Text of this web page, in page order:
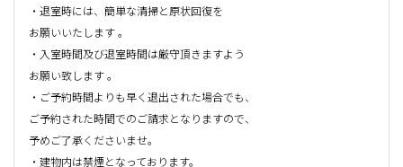
・退室時には、簡単な清掃と原状回復を
お願いいたします 。
・入室時間及び退室時間は厳守頂きますよう
お願い致します 。
・ご予約時間よりも早く退出された場合でも、
ご予約された時間でのご請求となりますので、
予めご了承くださいませ。
・建物内は禁煙となっております。